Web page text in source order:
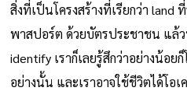
สิ่งที่เป็นโครงสร้างที่เรียกว่า land
พาสปอร์ต ด้วยบัตรประชาชน แล้ว
identify เราก็เลยรู้สึกว่าอย่างน้อ
อย่างนั้น และเราอาจใช้ชีวิตได้โอ